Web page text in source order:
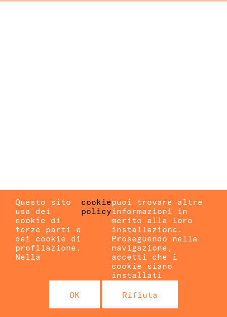
Questo sito
usa dei
cookie di
terze parti e
dei cookie di
profilazione.
Nella
cookie
policy
puoi trovare altre
informazioni in
merito alla loro
installazione.
Proseguendo nella
navigazione,
accetti che i
cookie siano
installati
OK Rifiuta